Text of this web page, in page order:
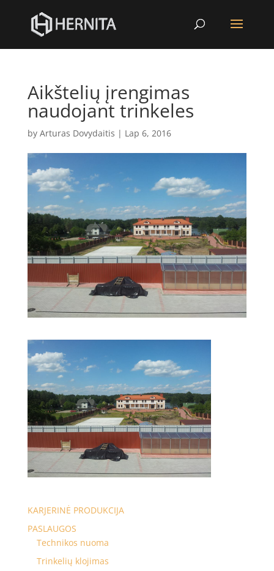
Aikštelių įrengimas
naudojant trinkeles
by Arturas Dovydaitis | Lap 6, 2016
KARJERINĖ PRODUKCIJA
PASLAUGOS
Technikos nuoma
Trinkelių klojimas